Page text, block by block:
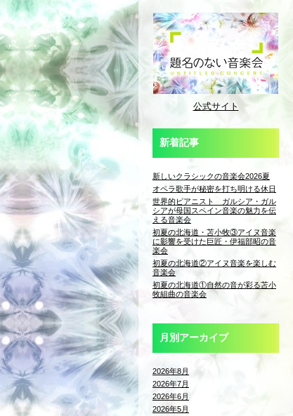
公式サイト
新着記事
新しいクラシックの音楽会2026夏
オペラ歌手が秘密を打ち明ける休日
世界的ピアニスト ガルシア・ガル
シアが母国スペイン音楽の魅力を伝
える音楽会
初夏の北海道・苫小牧③アイヌ音楽
に影響を受けた巨匠・伊福部昭の音
楽会
初夏の北海道②アイヌ音楽を楽しむ
音楽会
初夏の北海道①自然の音が彩る苫小
牧組曲の音楽会
月別アーカイブ
2026年8月
2026年7月
2026年6月
2026年5月